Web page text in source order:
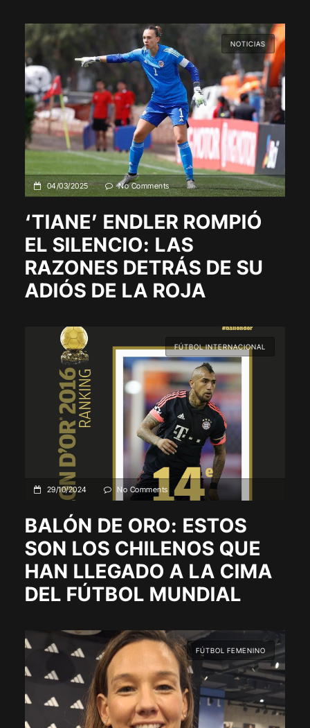
NOTICIAS
04/03/2025 No Comments
‘TIANE’ ENDLER ROMPIÓ
EL SILENCIO: LAS
RAZONES DETRÁS DE SU
ADIÓS DE LA ROJA
FÚTBOL INTERNACIONAL
29/10/2024 No Comments
BALÓN DE ORO: ESTOS
SON LOS CHILENOS QUE
HAN LLEGADO A LA CIMA
DEL FÚTBOL MUNDIAL
FÚTBOL FEMENINO